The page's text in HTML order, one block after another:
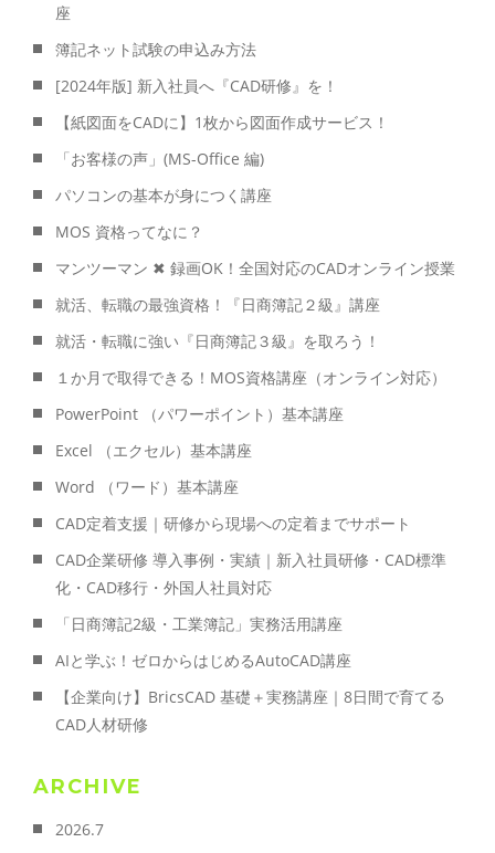
座
簿記ネット試験の申込み方法
[2024年版] 新入社員へ『CAD研修』を！
【紙図面をCADに】1枚から図面作成サービス！
「お客様の声」(MS-Office 編)
パソコンの基本が身につく講座
MOS 資格ってなに？
マンツーマン ✖ 録画OK！全国対応のCADオンライン授業
就活、転職の最強資格！『日商簿記２級』講座
就活・転職に強い『日商簿記３級』を取ろう！
１か月で取得できる！MOS資格講座（オンライン対応）
PowerPoint （パワーポイント）基本講座
Excel （エクセル）基本講座
Word （ワード）基本講座
CAD定着支援｜研修から現場への定着までサポート
CAD企業研修 導入事例・実績｜新入社員研修・CAD標準
化・CAD移行・外国人社員対応
「日商簿記2級・工業簿記」実務活用講座
AIと学ぶ！ゼロからはじめるAutoCAD講座
【企業向け】BricsCAD 基礎＋実務講座｜8日間で育てる
CAD人材研修
ARCHIVE
2026.7